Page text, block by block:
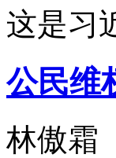
这是习
公民维
林傲霜